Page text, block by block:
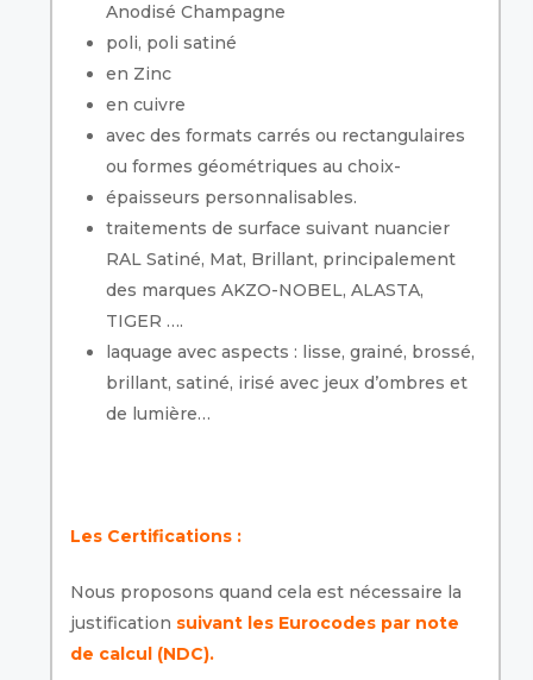
Anodisé Champagne
poli, poli satiné
en Zinc
en cuivre
avec des formats carrés ou rectangulaires
ou formes géométriques au choix-
épaisseurs personnalisables.
traitements de surface suivant nuancier
RAL Satiné, Mat, Brillant, principalement
des marques AKZO-NOBEL, ALASTA,
TIGER ….
laquage avec aspects : lisse, grainé, brossé,
brillant, satiné, irisé avec jeux d’ombres et
de lumière…
Les Certifications :
Nous proposons quand cela est nécessaire la
justification suivant les Eurocodes par note
de calcul (NDC).